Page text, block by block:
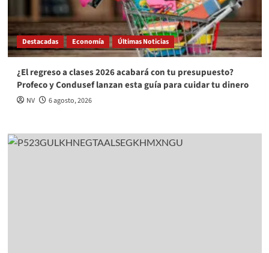
Destacadas Economía Últimas Noticias
¿El regreso a clases 2026 acabará con tu presupuesto?
Profeco y Condusef lanzan esta guía para cuidar tu dinero
NV 6 agosto, 2026